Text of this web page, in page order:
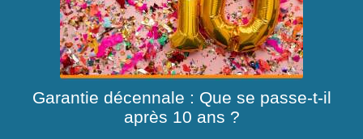
Garantie décennale : Que se passe-t-il
après 10 ans ?